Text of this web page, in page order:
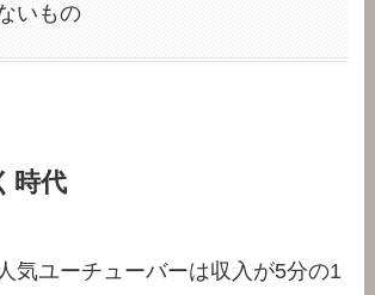
いもの
時代
気ユーチューバーは収入が5分の1